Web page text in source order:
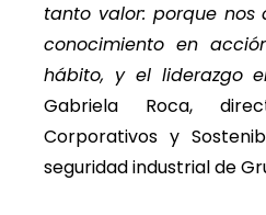
tanto valor: porque
conocimiento en
hábito, y el liderazgo
Gabriela Roca,
Corporativos y
seguridad industrial de